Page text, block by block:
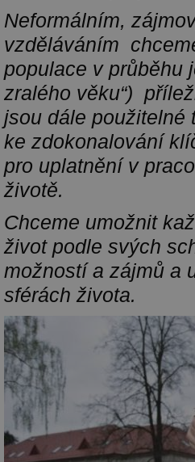
Neformálním,
vzděláváním
populace v průběhu
zralého věku“)
jsou dále použitelné
ke zdokonalování
pro uplatnění v
životě.
Chceme umožnit
život podle svých
možností a zájmů a
sférách života.